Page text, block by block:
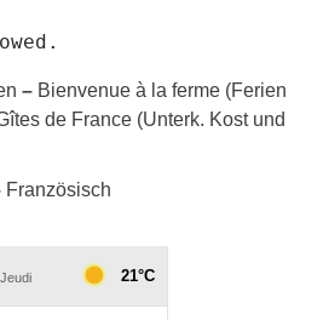
– Bienvenue à la ferme (Ferien
de France (Unterk. Kost und
Französisch